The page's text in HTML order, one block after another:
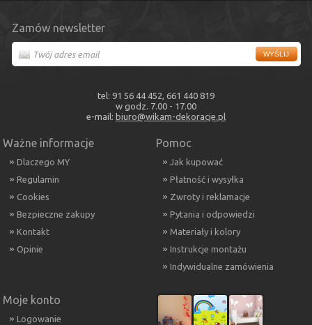
Zamów newsletter
tel: 91 56 44 452, 661 440 819
w godz. 7.00 - 17.00
e-mail: biuro@wikam-dekoracje.pl
Ważne informacje
Dlaczego MY
Regulamin
Cookies
Bezpieczne zakupy
Kontakt
Opinie
Pomoc
Jak kupować
Płatność i wysyłka
Zwroty i reklamacje
Pytania i odpowiedzi
Materiały i kolory
Instrukcje montażu
Indywidualne zamówienia
Moje konto
Logowanie